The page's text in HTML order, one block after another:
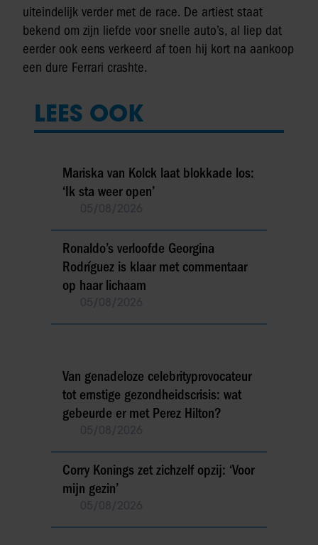
uiteindelijk verder met de race. De artiest staat
bekend om zijn liefde voor snelle auto’s, al liep dat
eerder ook eens verkeerd af toen hij kort na aankoop
een dure Ferrari crashte.
LEES OOK
Mariska van Kolck laat blokkade los:
‘Ik sta weer open’
Ronaldo’s verloofde Georgina
Rodríguez is klaar met commentaar
op haar lichaam
Van genadeloze celebrityprovocateur
tot ernstige gezondheidscrisis: wat
gebeurde er met Perez Hilton?
Corry Konings zet zichzelf opzij: ‘Voor
mijn gezin’